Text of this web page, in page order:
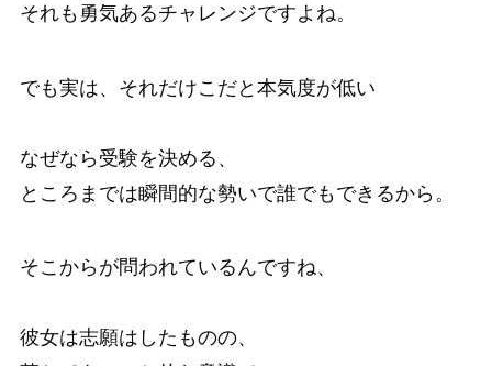
それも勇気あるチャレンジですよね。
でも実は、それだけこだと本気度が低い
なぜなら受験を決める、
ところまでは瞬間的な勢いで誰でもできるから。
そこからが問われているんですね、
彼女は志願はしたものの、